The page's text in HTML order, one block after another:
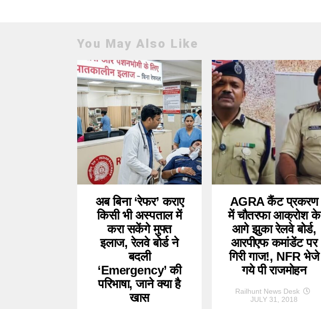
You May Also Like
अब बिना ‘रेफर’ कराए
किसी भी अस्पताल में
करा सकेंगे मुफ्त
इलाज, रेलवे बोर्ड ने
बदली
‘Emergency’ की
परिभाषा, जाने क्या है
खास
AGRA कैंट प्रकरण
में चौतरफा आक्रोश के
आगे झुका रेलवे बोर्ड,
आरपीएफ कमांडेंट पर
गिरी गाज!, NFR भेजे
गये पी राजमोहन
Railhunt News Desk
JULY 31, 2018